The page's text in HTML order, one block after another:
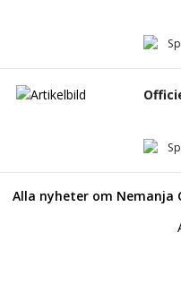
Alla nyheter om Nemanja